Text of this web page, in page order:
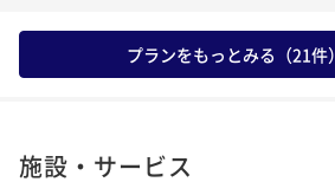
36平米 禁煙 無料Wi-Fi
和洋室（ツイン）
プランをもっとみる（21件）
施設・サービス